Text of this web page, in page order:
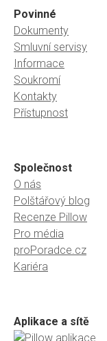
Povinné
Dokumenty
Smluvní servisy
Informace
Soukromí
Kontakty
Přístupnost
Společnost
O nás
Polštářový blog
Recenze Pillow
Pro média
proPoradce.cz
Kariéra
Aplikace a sítě